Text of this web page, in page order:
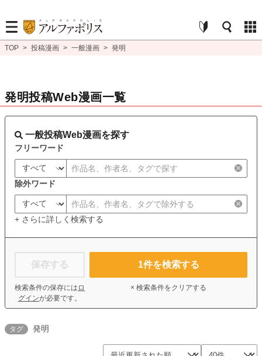
TOP > 投稿漫画 > 一般漫画 > 発明
発明投稿Web漫画一覧
一般投稿Web漫画を探す
フリーワード
除外ワード
+ さらに詳しく検索する
保存する
検索条件の保存には ロ
グインが必要です。
1件を検索する
× 検索条件をクリアする
タグ 発明